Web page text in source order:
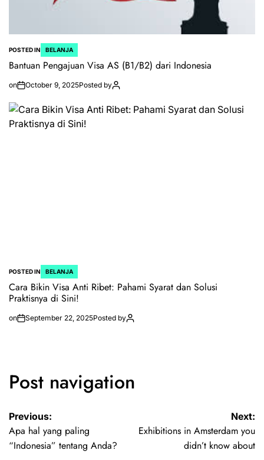
POSTED IN BELANJA
Bantuan Pengajuan Visa AS (B1/B2) dari Indonesia
on October 9, 2025Posted by
POSTED IN BELANJA
Cara Bikin Visa Anti Ribet: Pahami Syarat dan Solusi
Praktisnya di Sini!
on September 22, 2025Posted by
Post navigation
Previous:
Apa hal yang paling
“Indonesia” tentang Anda?
Next:
Exhibitions in Amsterdam you
didn’t know about